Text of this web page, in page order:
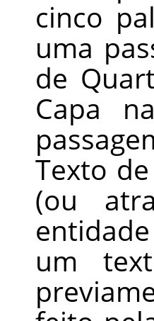
cinco
uma
de
Capa
Texto
(ou
um